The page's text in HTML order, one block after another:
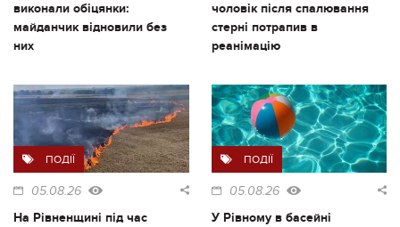
виконали обіцянки:
майданчик відновили без
них
чоловік після спалювання
стерні потрапив в
реанімацію
ПОДІЇ
05.08.26
На Рівненщині під час
ПОДІЇ
05.08.26
У Рівному в басейні